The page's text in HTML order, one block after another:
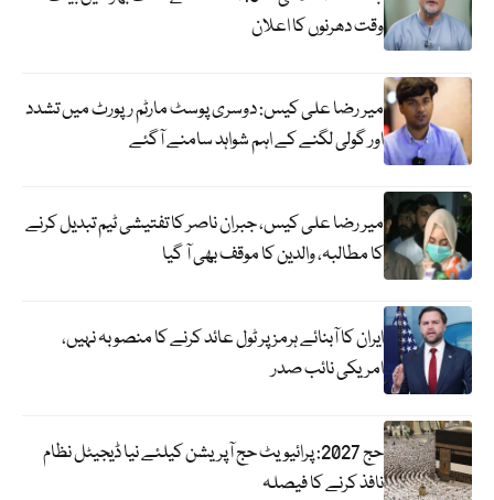
وقت دھرنوں کا اعلان
میر رضا علی کیس: دوسری پوسٹ مارٹم رپورٹ میں تشدد
اور گولی لگنے کے اہم شواہد سامنے آگئے
میر رضا علی کیس، جبران ناصر کا تفتیشی ٹیم تبدیل کرنے
کا مطالبہ، والدین کا موقف بھی آ گیا
ایران کا آبنائے ہرمز پر ٹول عائد کرنے کا منصوبہ نہیں،
امریکی نائب صدر
حج 2027: پرائیویٹ حج آپریشن کیلئے نیا ڈیجیٹل نظام
نافذ کرنے کا فیصلہ